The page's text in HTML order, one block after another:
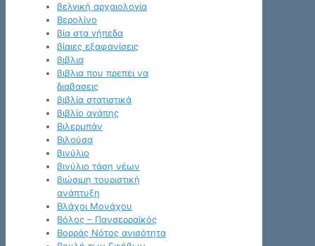
βελγική αρχαιολογία
Βερολίνο
βία στα γήπεδα
βίαιες εξαφανίσεις
βιβλια
βιβλια που πρεπει να
διαβασεις
βιβλία στατιστικά
βιβλίο αγάπης
Βιλερμπάν
Βιλούσα
βινύλιο
βινύλιο τάση νέων
βιώσιμη τουριστική
ανάπτυξη
Βλάχοι Μονάχου
Βόλος – Πανσερραϊκός
Βορράς Νότος ανισότητα